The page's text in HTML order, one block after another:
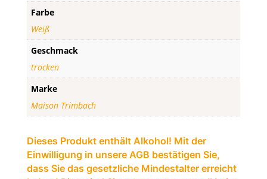
Farbe
Weiß
Geschmack
trocken
Marke
Maison Trimbach
Dieses Produkt enthält Alkohol! Mit der
Einwilligung in unsere AGB bestätigen Sie,
dass Sie das gesetzliche Mindestalter erreicht